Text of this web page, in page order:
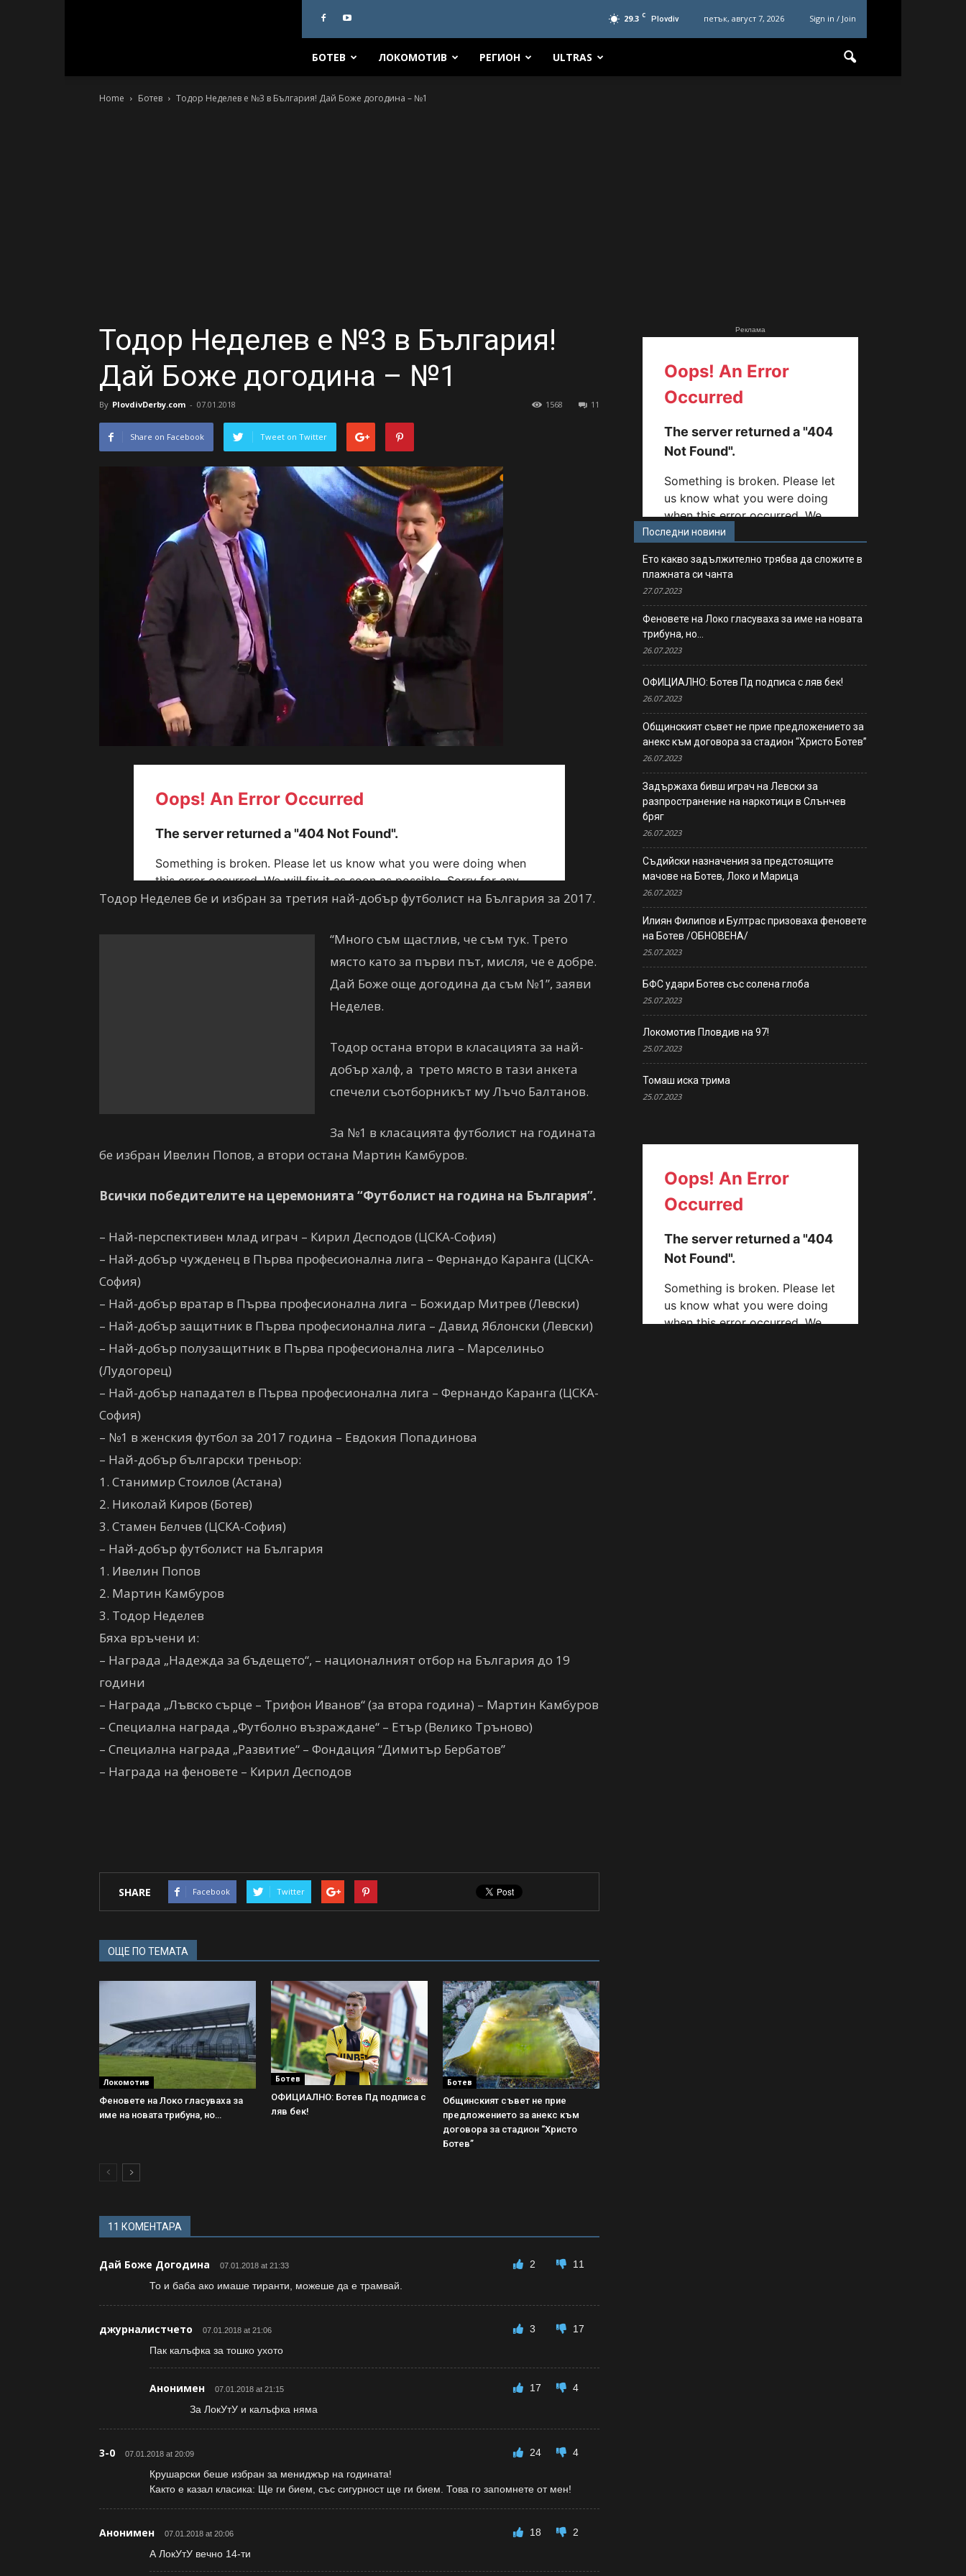
29.3 C Plovdiv петък, август 7, 2026 Sign in / Join
БОТЕВ ЛОКОМОТИВ РЕГИОН ULTRAS
Home Ботев Тодор Неделев е №3 в България! Дай Боже догодина – №1
Тодор Неделев е №3 в България!
Дай Боже догодина – №1
By PlovdivDerby.com - 07.01.2018 11
1568
Share on Facebook Tweet on Twitter
Тодор Неделев бе и избран за третия най-добър футболист на България за 2017.
“Много съм щастлив, че съм тук. Трето
място като за първи път, мисля, че е добре.
Дай Боже още догодина да съм №1”, заяви
Неделев.
Тодор остана втори в класацията за най-
добър халф, а трето място в тази анкета
спечели съотборникът му Лъчо Балтанов.
За №1 в класацията футболист на годината
бе избран Ивелин Попов, а втори остана Мартин Камбуров.
Всички победителите на церемонията “Футболист на година на България”.
– Най-перспективен млад играч – Кирил Десподов (ЦСКА-София)
– Най-добър чужденец в Първа професионална лига – Фернандо Каранга (ЦСКА-
София)
– Най-добър вратар в Първа професионална лига – Божидар Митрев (Левски)
– Най-добър защитник в Първа професионална лига – Давид Яблонски (Левски)
– Най-добър полузащитник в Първа професионална лига – Марселиньо
(Лудогорец)
– Най-добър нападател в Първа професионална лига – Фернандо Каранга (ЦСКА-
София)
– №1 в женския футбол за 2017 година – Евдокия Попадинова
– Най-добър български треньор:
1. Станимир Стоилов (Астана)
2. Николай Киров (Ботев)
3. Стамен Белчев (ЦСКА-София)
– Най-добър футболист на България
1. Ивелин Попов
2. Мартин Камбуров
3. Тодор Неделев
Бяха връчени и:
– Награда „Надежда за бъдещето“, – националният отбор на България до 19
години
– Награда „Лъвско сърце – Трифон Иванов“ (за втора година) – Мартин Камбуров
– Специална награда „Футболно възраждане“ – Етър (Велико Тръново)
– Специална награда „Развитие“ – Фондация “Димитър Бербатов”
– Награда на феновете – Кирил Десподов
SHARE Facebook Twitter
ОЩЕ ПО ТЕМАТА
Локомотив
Феновете на Локо гласуваха за
име на новата трибуна, но…
Ботев
ОФИЦИАЛНО: Ботев Пд подписа с
ляв бек!
Ботев
Общинският съвет не прие
предложението за анекс към
договора за стадион “Христо
Ботев”
11 КОМЕНТАРА
Дай Боже Догодина 07.01.2018 at 21:33 2
11
То и баба ако имаше тиранти, можеше да е трамвай.
джурналистчето 07.01.2018 at 21:06 3
17
Пак калъфка за тошко ухото
Анонимен 07.01.2018 at 21:15 17
4
За ЛокУтУ и калъфка няма
3-0 07.01.2018 at 20:09 24
4
Крушарски беше избран за мениджър на годината!
Както е казал класика: Ще ги бием, със сигурност ще ги бием. Това го запомнете от мен!
Анонимен 07.01.2018 at 20:06 18
2
А ЛокУтУ вечно 14-ти
Реклама
Последни новини
Ето какво задължително трябва да сложите в
плажната си чанта
27.07.2023
Феновете на Локо гласуваха за име на новата
трибуна, но…
26.07.2023
ОФИЦИАЛНО: Ботев Пд подписа с ляв бек!
26.07.2023
Общинският съвет не прие предложението за
анекс към договора за стадион “Христо Ботев”
26.07.2023
Задържаха бивш играч на Левски за
разпространение на наркотици в Слънчев
бряг
26.07.2023
Съдийски назначения за предстоящите
мачове на Ботев, Локо и Марица
26.07.2023
Илиян Филипов и Бултрас призоваха феновете
на Ботев /ОБНОВЕНА/
25.07.2023
БФС удари Ботев със солена глоба
25.07.2023
Локомотив Пловдив на 97!
25.07.2023
Томаш иска трима
25.07.2023